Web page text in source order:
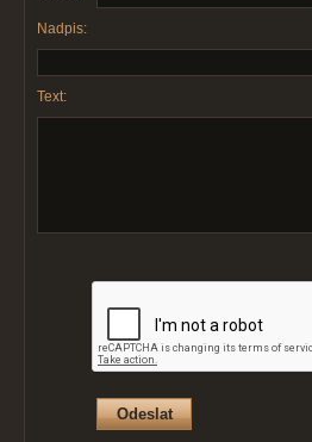
Nadpis:
Text: